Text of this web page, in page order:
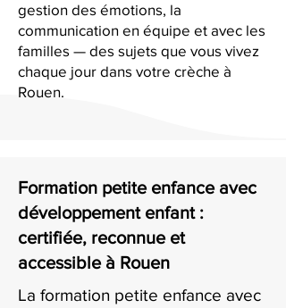
gestion des émotions, la
communication en équipe et avec les
familles — des sujets que vous vivez
chaque jour dans votre crèche à
Rouen.
Formation petite enfance avec
développement enfant :
certifiée, reconnue et
accessible à Rouen
La formation petite enfance avec